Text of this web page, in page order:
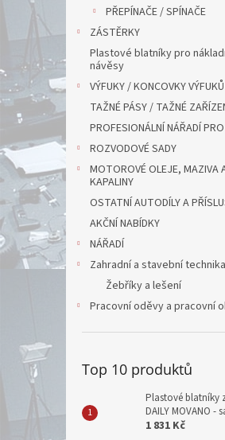
PŘEPÍNAČE / SPÍNAČE
ZÁSTĚRKY
Plastové blatníky pro
návěsy
VÝFUKY / KONCOVKY VÝFUKŮ
TAŽNÉ PÁSY / TAŽNÉ
PROFESIONÁLNÍ NÁŘADÍ
ROZVODOVÉ SADY
MOTOROVÉ OLEJE, MAZIVA
KAPALINY
OSTATNÍ AUTODÍLY A
AKČNÍ NABÍDKY
NÁŘADÍ
Zahradní a stavební technika
Žebříky a lešení
Pracovní oděvy a pracovní
Top 10 produktů
Plastové blatníky
DAILY MOVANO -
1 831 Kč